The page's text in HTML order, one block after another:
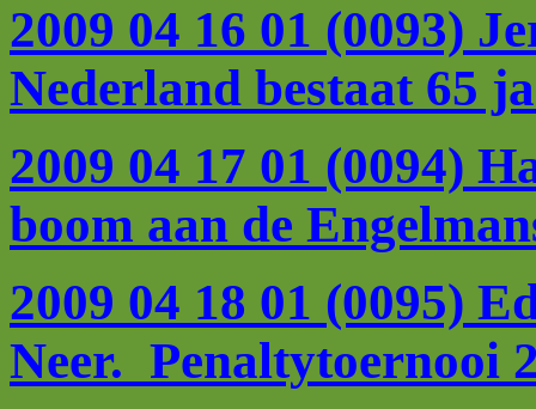
2009 04 16 01 (0093)
Nederland bestaat 65
2009 04 17 01 (0094)
boom aan de
2009 04 18 01 (0095)
Neer. Penaltytoernooi